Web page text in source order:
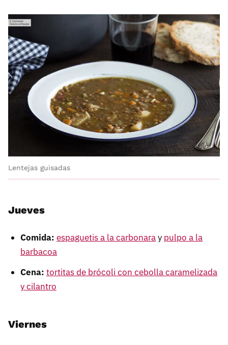
Lentejas guisadas
Jueves
Comida: espaguetis a la carbonaray pulpo a la
barbacoa
Cena: tortitas de brócoli con cebolla caramelizada
y cilantro
Viernes